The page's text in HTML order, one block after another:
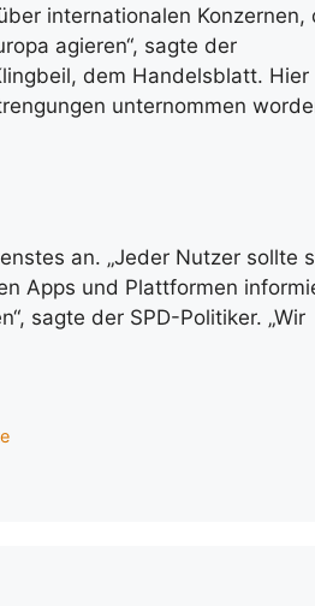
internationalen Konzernen,
agieren“, sagte der
dem Handelsblatt. Hier
unternommen
an. „Jeder Nutzer sollte
Apps und Plattformen
sagte der SPD-Politiker. „Wir